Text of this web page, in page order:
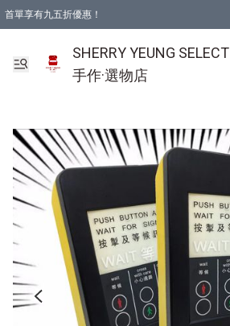
首單享有九五折優惠！
SHERRY YEUNG SELECT
手作·選物店